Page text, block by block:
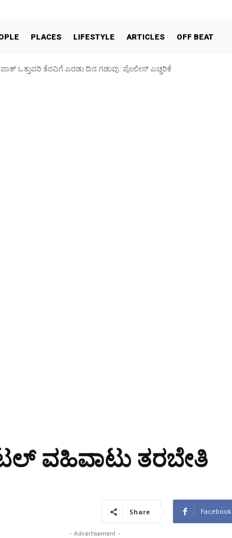
PLACES LIFESTYLE ARTICLES OFF BEAT
ಒತ್ತುವರಿ ತೆರವಿಗೆ ಎರಡು ದಿನ ಗಡುವು: ಪೊಲೀಸ್ ಎಚ್ಚರಿಕೆ
ಆರೋಗ್ಯ ತಪಾಸಣೆ ಶಿಬಿರ: ಕೃಷಿ ವಿದ್ಯಾರ್ಥಿಗಳಿಂದ ಉಚಿತ ಚಿಕಿತ್ಸೆ
ವಹಿವಾಟು ತರಬೇತಿ
Share Facebook
- Advertisement -